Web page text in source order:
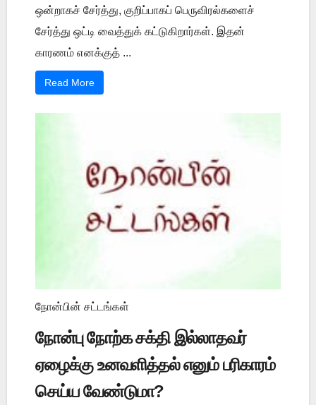
ஒன்றாகச் சேர்த்து, குறிப்பாகப் பெருவிரல்களைச்
சேர்த்து ஒட்டி வைத்துக் கட்டுகிறார்கள். இதன்
காரணம் எனக்குத் ...
Read More
நோன்பின் சட்டங்கள்
நோன்பு நோற்க சக்தி இல்லாதவர்
ஏழைக்கு உனவளித்தல் எனும் பரிகாரம்
செய்ய வேண்டுமா?